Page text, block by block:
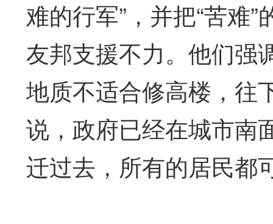
难的行军”，并把“苦难
友邦支援不力。他们强
地质不适合修高楼，往
说，政府已经在城市南
迁过去，所有的居民都